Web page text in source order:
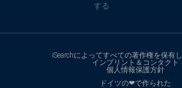
する
iSearchによってすべての著作権を保有し
インプリント＆コンタクト
個人情報保護方針
ドイツの❤で作られた